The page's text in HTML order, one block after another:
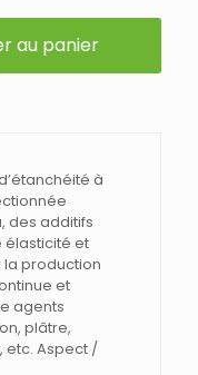
au panier
à
des additifs
élasticité et
la production
et
agents
plâtre,
etc. Aspect /